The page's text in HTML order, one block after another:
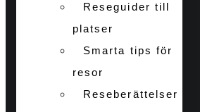
Reseguider till
platser
Smarta tips för
resor
Reseberättelser